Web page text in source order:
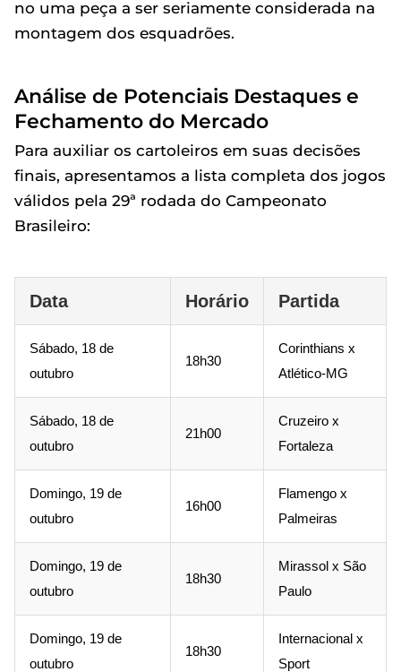
no uma peça a ser seriamente considerada na
montagem dos esquadrões.
Análise de Potenciais Destaques e
Fechamento do Mercado
Para auxiliar os cartoleiros em suas decisões
finais, apresentamos a lista completa dos jogos
válidos pela 29ª rodada do Campeonato
Brasileiro:
Data Horário Partida
Sábado, 18 de
outubro
18h30
Corinthians x
Atlético-MG
Sábado, 18 de
outubro
21h00
Cruzeiro x
Fortaleza
Domingo, 19 de
outubro
16h00
Flamengo x
Palmeiras
Domingo, 19 de
outubro
18h30
Mirassol x São
Paulo
Domingo, 19 de
outubro
18h30
Internacional x
Sport